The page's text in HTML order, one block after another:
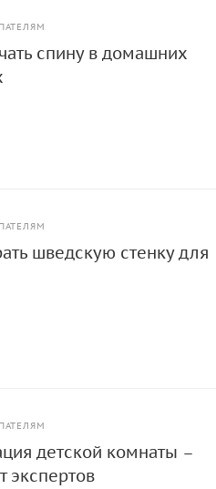
спину в домашних
шведскую стенку для
детской комнаты –
экспертов